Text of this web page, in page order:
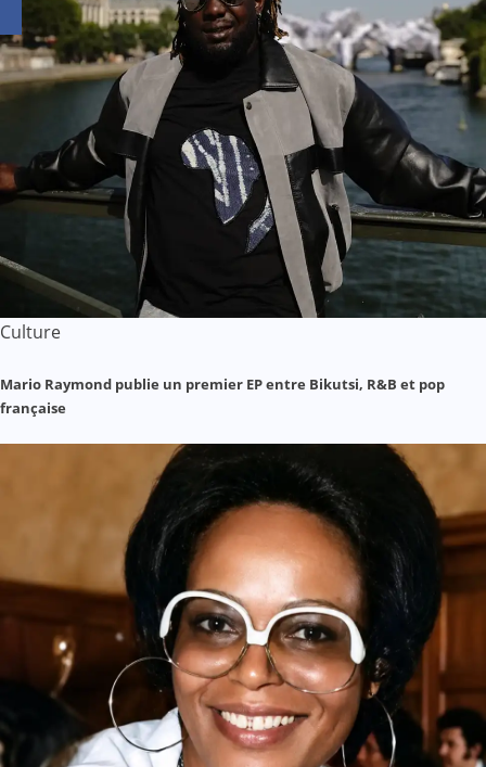
Culture
Mario Raymond publie un premier EP entre Bikutsi, R&B et pop
française